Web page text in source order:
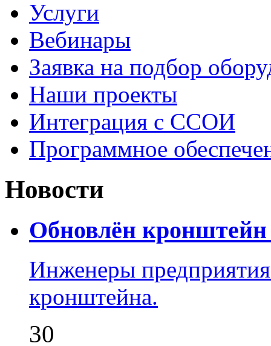
Услуги
Вебинары
Заявка на подбор
Наши проекты
Интеграция с ССОИ
Программное
Новости
Обновлён
Инженеры
кронштейна.
30